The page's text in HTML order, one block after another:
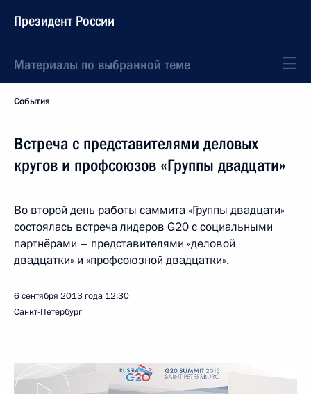
Президент России
Материалы по выбранной теме
События
Встреча с представителями деловых
кругов и профсоюзов «Группы двадцати»
Во второй день работы саммита «Группы двадцати»
состоялась встреча лидеров G20 с социальными
партнёрами – представителями «деловой
двадцатки» и «профсоюзной двадцатки».
6 сентября 2013 года 12:30
Санкт-Петербург